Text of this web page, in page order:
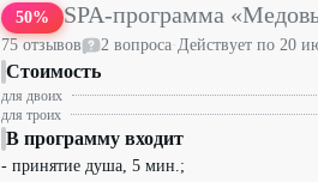
50% SPA-программа
75отзывов 2 вопроса·Действует по 20
Стоимость
для двоих
для троих
В программу входит
- принятие душа, 5 мин.;